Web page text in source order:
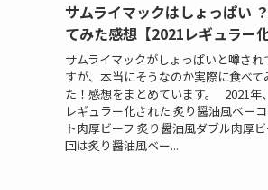
サムライマックはしょっぱい
てみた感想【2021レギュラー化
サムライマックがしょっぱいと噂され
すが、本当にそうなのか実際に食べて
た！感想をまとめています。 2021年
レギュラー化された 炙り醤油風ベー
ト肉厚ビーフ 炙り醤油風ダブル肉厚
回は炙り醤油風ベー...